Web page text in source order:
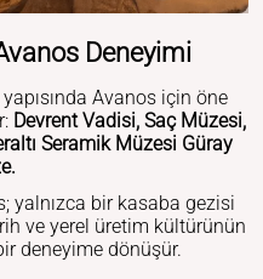
Deneyimi
Avanos için öne
Devrent Vadisi, Saç Müzesi,
Seramik Müzesi Güray
yalnızca bir kasaba gezisi
ve yerel üretim kültürünün
deneyime dönüşür.